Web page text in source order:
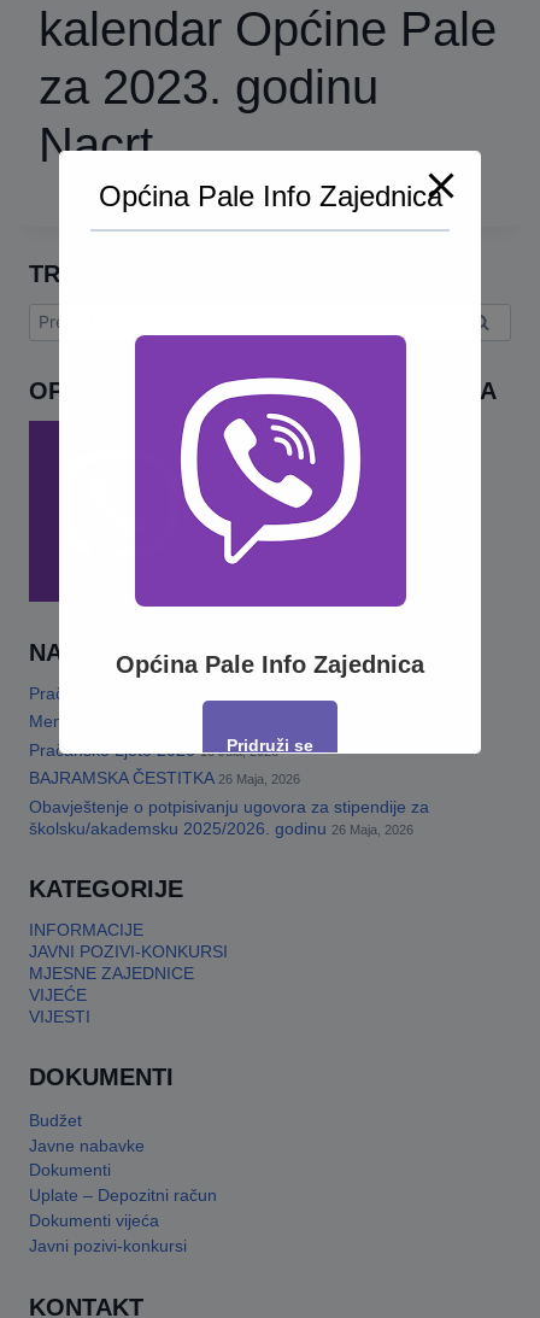
kalendar Općine Pale
za 2023. godinu
Nacrt
TRAŽI
Pretraga:
OPĆINA PALE INFO – VIBER ZAJEDNICA
NAJNOVIJE
Pračansko ljeto 2026 · Program za djecu
Memorijalni turnir„Šefko Mutapčić“
Pračansko Ljeto 2026 13 Jula, 2026
BAJRAMSKA ČESTITKA 26 Maja, 2026
Obavještenje o potpisivanju ugovora za stipendije za
školsku/akademsku 2025/2026. godinu 26 Maja, 2026
KATEGORIJE
INFORMACIJE
JAVNI POZIVI-KONKURSI
MJESNE ZAJEDNICE
VIJEĆE
VIJESTI
DOKUMENTI
Budžet
Javne nabavke
Dokumenti
Uplate – Depozitni račun
Dokumenti vijeća
Javni pozivi-konkursi
KONTAKT
Općina Pale Info Zajednica
Općina Pale Info Zajednica
Pridruži se
This will close in 17 seconds